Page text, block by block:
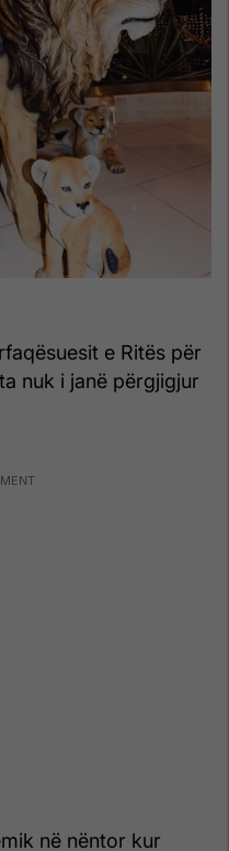
e Ritës për
nuk i janë përgjigjur
në nëntor kur